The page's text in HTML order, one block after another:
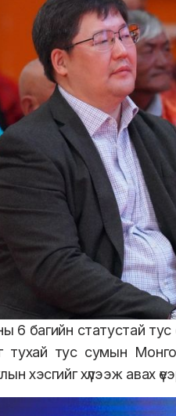
6 багийн статустай
тухай тус сумын
хэсгийг хүлээж авах